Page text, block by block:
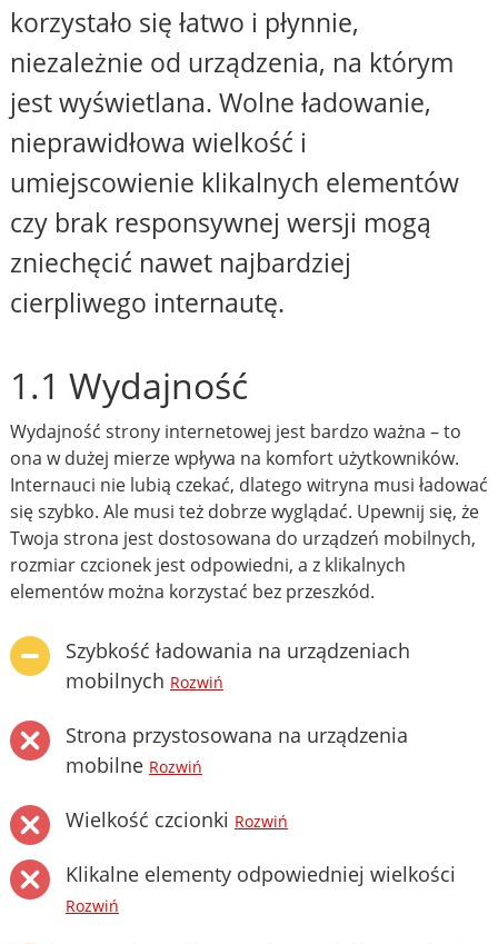
korzystało się łatwo i płynnie,
niezależnie od urządzenia, na którym
jest wyświetlana. Wolne ładowanie,
nieprawidłowa wielkość i
umiejscowienie klikalnych elementów
czy brak responsywnej wersji mogą
zniechęcić nawet najbardziej
cierpliwego internautę.
1.1 Wydajność
Wydajność strony internetowej jest bardzo ważna – to
ona w dużej mierze wpływa na komfort użytkowników.
Internauci nie lubią czekać, dlatego witryna musi ładować
się szybko. Ale musi też dobrze wyglądać. Upewnij się, że
Twoja strona jest dostosowana do urządzeń mobilnych,
rozmiar czcionek jest odpowiedni, a z klikalnych
elementów można korzystać bez przeszkód.
Szybkość ładowania na urządzeniach
mobilnych Rozwiń
Strona przystosowana na urządzenia
mobilne Rozwiń
Wielkość czcionki Rozwiń
Klikalne elementy odpowiedniej wielkości
Rozwiń